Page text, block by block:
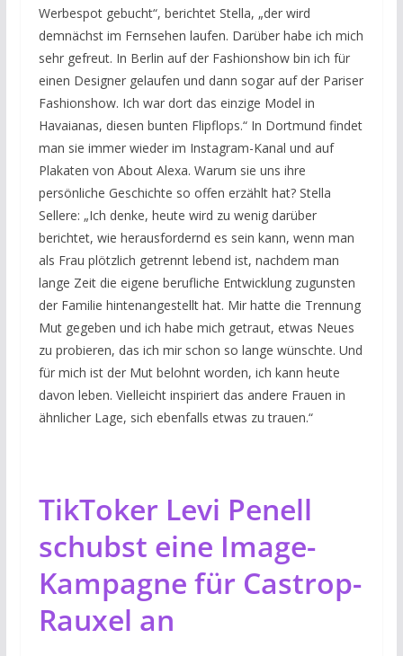
Werbespot gebucht“, berichtet Stella, „der wird
demnächst im Fernsehen laufen. Darüber habe ich mich
sehr gefreut. In Berlin auf der Fashionshow bin ich für
einen Designer gelaufen und dann sogar auf der Pariser
Fashionshow. Ich war dort das einzige Model in
Havaianas, diesen bunten Flipflops.“ In Dortmund findet
man sie immer wieder im Instagram-Kanal und auf
Plakaten von About Alexa. Warum sie uns ihre
persönliche Geschichte so offen erzählt hat? Stella
Sellere: „Ich denke, heute wird zu wenig darüber
berichtet, wie herausfordernd es sein kann, wenn man
als Frau plötzlich getrennt lebend ist, nachdem man
lange Zeit die eigene berufliche Entwicklung zugunsten
der Familie hintenangestellt hat. Mir hatte die Trennung
Mut gegeben und ich habe mich getraut, etwas Neues
zu probieren, das ich mir schon so lange wünschte. Und
für mich ist der Mut belohnt worden, ich kann heute
davon leben. Vielleicht inspiriert das andere Frauen in
ähnlicher Lage, sich ebenfalls etwas zu trauen.“
TikToker Levi Penell
schubst eine Image-
Kampagne für Castrop-
Rauxel an